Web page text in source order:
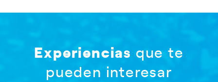
Experiencias que te
pueden interesar